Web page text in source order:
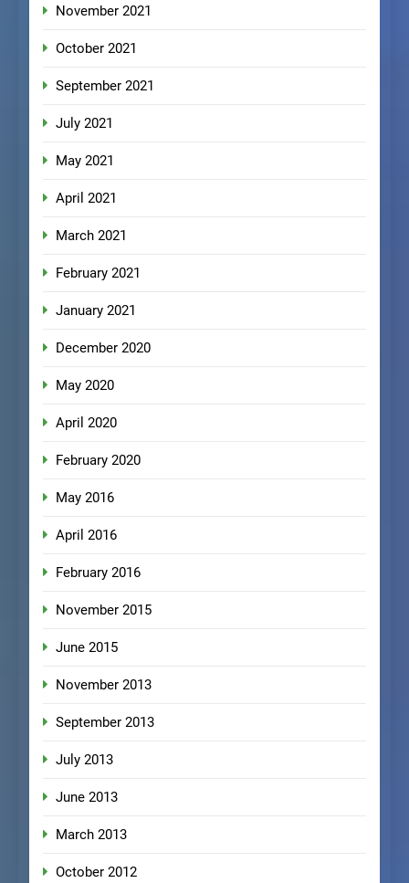
November 2021
October 2021
September 2021
July 2021
May 2021
April 2021
March 2021
February 2021
January 2021
December 2020
May 2020
April 2020
February 2020
May 2016
April 2016
February 2016
November 2015
June 2015
November 2013
September 2013
July 2013
June 2013
March 2013
October 2012